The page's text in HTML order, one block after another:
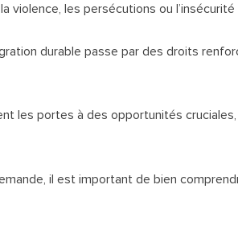
violence, les persécutions ou
durable passe par des droits
les portes à des opportunités
il est important de bien